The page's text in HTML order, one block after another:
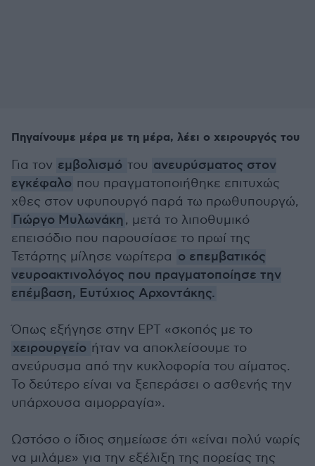
Πηγαίνουμε μέρα με τη μέρα, λέει ο χειρουργός του
Για τον εμβολισμό του ανευρύσματος στον
εγκέφαλο που πραγματοποιήθηκε επιτυχώς
χθες στον υφυπουργό παρά τω πρωθυπουργώ,
Γιώργο Μυλωνάκη, μετά το λιποθυμικό
επεισόδιο που παρουσίασε το πρωί της
Τετάρτης μίλησε νωρίτερα ο επεμβατικός
νευροακτινολόγος που πραγματοποίησε την
επέμβαση, Ευτύχιος Αρχοντάκης.
Όπως εξήγησε στην ΕΡΤ «σκοπός με το
χειρουργείο ήταν να αποκλείσουμε το
ανεύρυσμα από την κυκλοφορία του αίματος.
Το δεύτερο είναι να ξεπεράσει ο ασθενής την
υπάρχουσα αιμορραγία».
Ωστόσο ο ίδιος σημείωσε ότι «είναι πολύ νωρίς
να μιλάμε» για την εξέλιξη της πορείας της